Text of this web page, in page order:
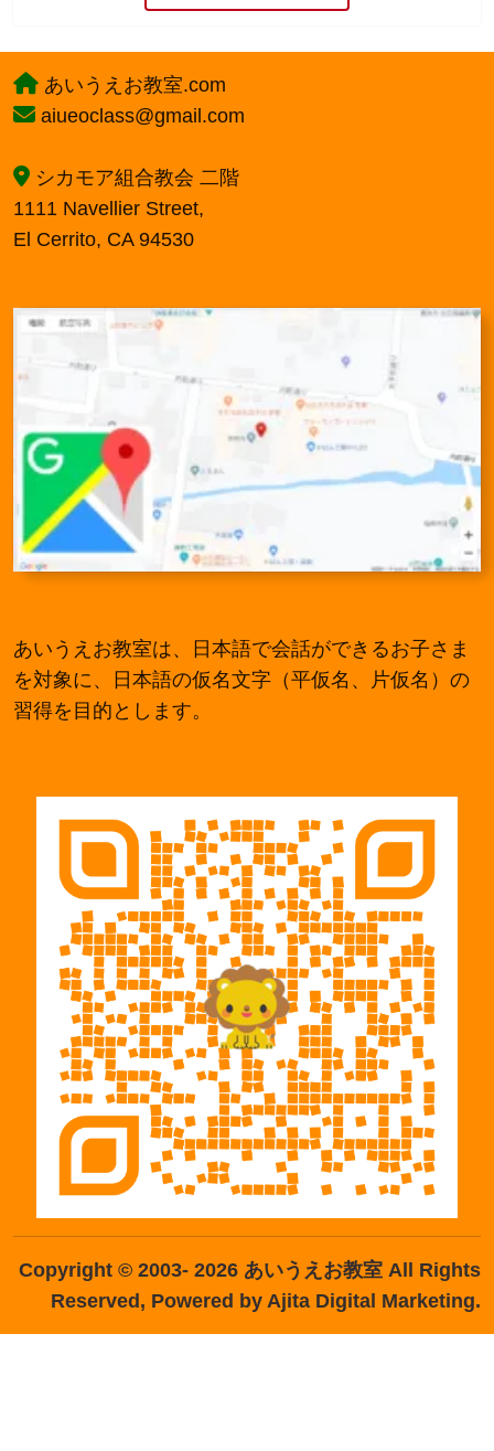
あいうえお教室.com
aiueoclass@gmail.com
シカモア組合教会 二階
1111 Navellier Street,
El Cerrito, CA 94530
あいうえお教室は、日本語で会話ができるお子さま
を対象に、日本語の仮名文字（平仮名、片仮名）の
習得を目的とします。
Copyright © 2003- 2026 あいうえお教室 All Rights
Reserved, Powered by Ajita Digital Marketing.